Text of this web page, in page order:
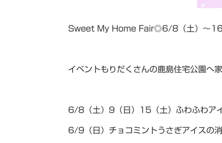
Sweet My Home Fair◎6/8（土）～16
イベントもりだくさんの鹿島住宅公園へ
6/8（土）9（日）15（土）ふわふわア
6/9（日）チョコミントうさぎアイスの